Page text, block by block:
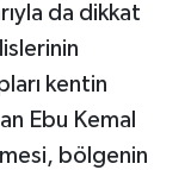
da dikkat
kentin
Ebu Kemal
bölgenin